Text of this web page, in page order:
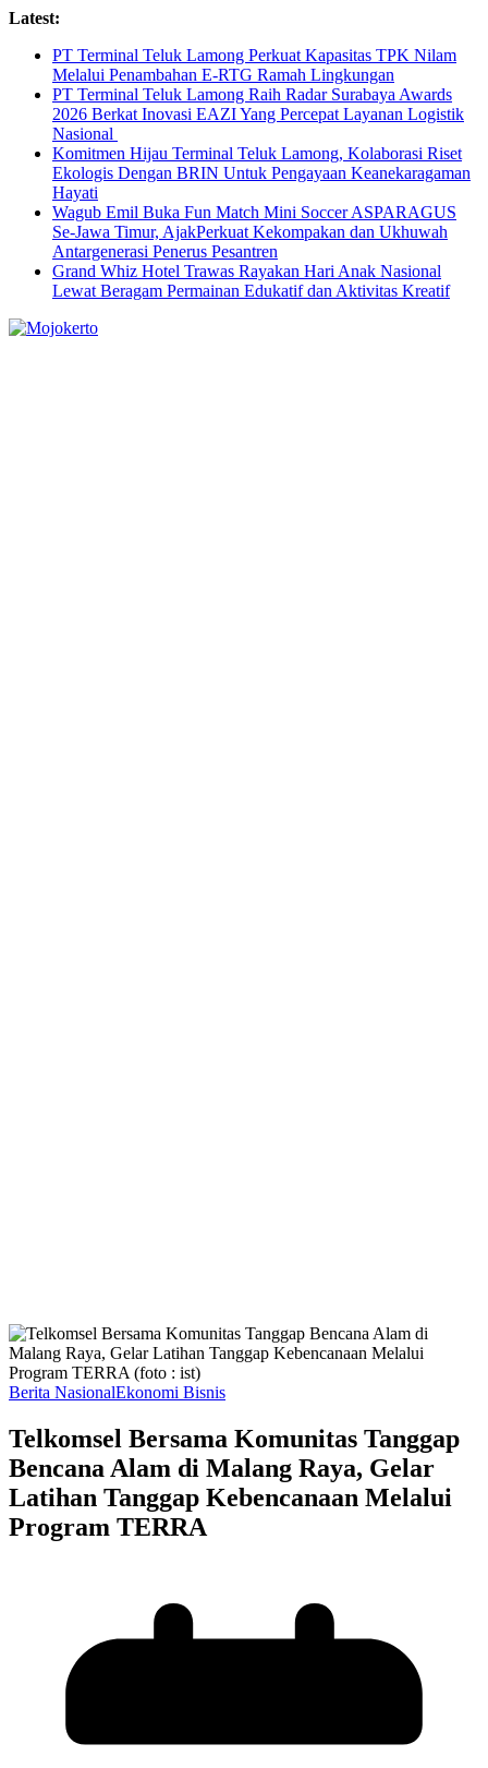
Skip
content
Latest:
PT Terminal Teluk Lamong Perkuat Kapasitas TPK Nilam
Melalui Penambahan E-RTG Ramah Lingkungan
PT Terminal Teluk Lamong Raih Radar Surabaya Awards
2026 Berkat Inovasi EAZI Yang Percepat Layanan Logistik
Nasional
Komitmen Hijau Terminal Teluk Lamong, Kolaborasi Riset
Ekologis Dengan BRIN Untuk Pengayaan Keanekaragaman
Hayati
Wagub Emil Buka Fun Match Mini Soccer ASPARAGUS
Se-Jawa Timur, AjakPerkuat Kekompakan dan Ukhuwah
Antargenerasi Penerus Pesantren
Grand Whiz Hotel Trawas Rayakan Hari Anak Nasional
Lewat Beragam Permainan Edukatif dan Aktivitas Kreatif
Berita NasionalEkonomi Bisnis
Telkomsel Bersama Komunitas Tanggap
Bencana Alam di Malang Raya, Gelar
Latihan Tanggap Kebencanaan Melalui
Program TERRA